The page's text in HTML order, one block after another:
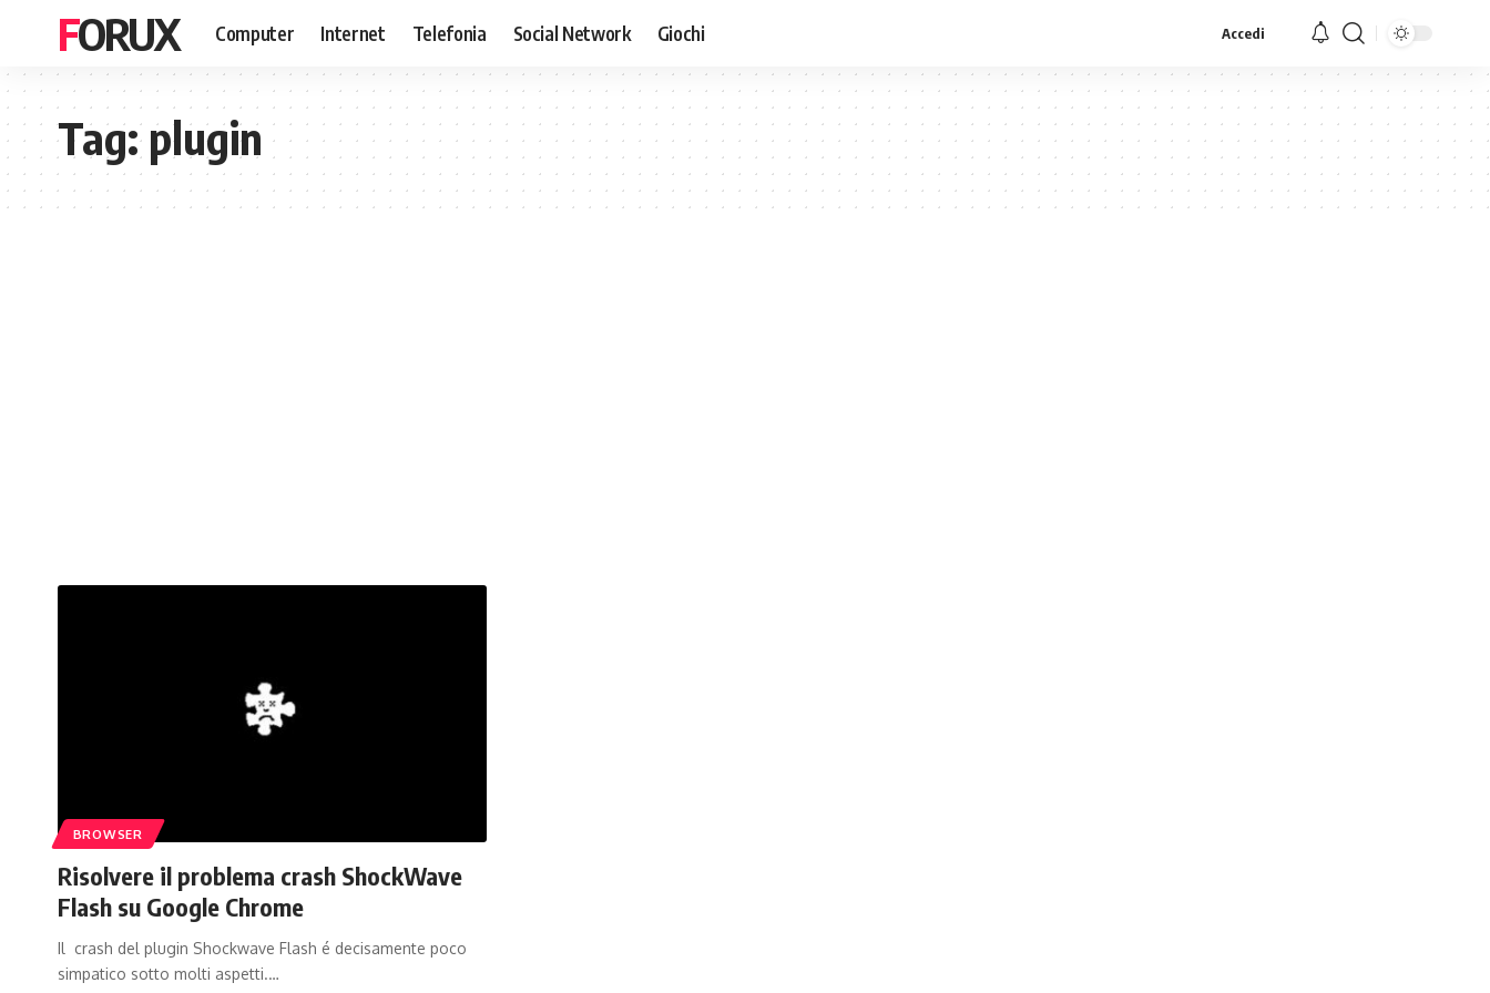
FORUX Computer Internet Telefonia Social Network Giochi Accedi
Tag:plugin
BROWSER
Risolvere il problema crash ShockWave
Flash su Google Chrome
Il crash del plugin Shockwave Flash é decisamente poco
simpatico sotto molti aspetti.…